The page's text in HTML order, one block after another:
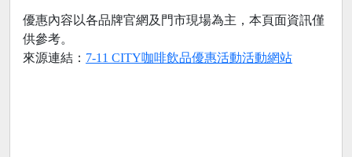
優惠內容以各品牌官網及門市現場為主，本頁面資訊僅
供參考。
來源連結： 7-11 CITY咖啡飲品優惠活動活動網站